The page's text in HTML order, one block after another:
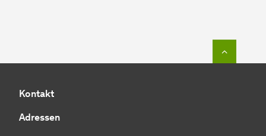
Kontakt
Adressen